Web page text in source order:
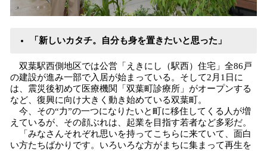
「新しいカタチ。自分も身を置きたいと思った」
双葉駅西側地区では公営「えきにし（駅西）住宅」全86戸
の建設が進み一部で入居が始まっている。そして2月1日に
は、震災後初めて医療機関「双葉町診療所」がオープンする
など、復興に向け大きく動き始めている双葉町。
今、その“力”の一つになりたいと町に移住してくる人が増
えているが、その顔ぶれは、起業を目指す若者など多彩だ。
「みなさんそれぞれ思いを持ってこちらに来ていて、面白
い方たちばかりです。いろいろな方がまちに集まって再生を